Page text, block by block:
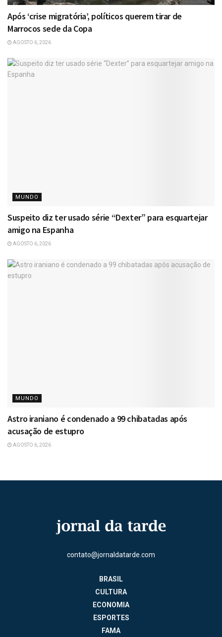
Após ‘crise migratória’, políticos querem tirar de
Marrocos sede da Copa
AGOSTO 6, 2026
MUNDO
Suspeito diz ter usado série “Dexter” para esquartejar
amigo na Espanha
AGOSTO 6, 2026
MUNDO
Astro iraniano é condenado a 99 chibatadas após
acusação de estupro
AGOSTO 6, 2026
contato@jornaldatarde.com
BRASIL
CULTURA
ECONOMIA
ESPORTES
FAMA